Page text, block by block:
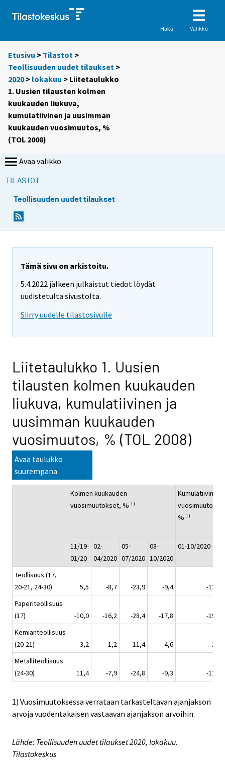
Haku Valikko
Etusivu > Tilastot >
Teollisuuden uudet tilaukset >
2020> lokakuu > Liitetaulukko
1. Uusien tilausten kolmen
kuukauden liukuva,
kumulatiivinen ja uusimman
kuukauden vuosimuutos, %
(TOL 2008)
Avaa valikko
TILASTOT
Teollisuuden uudet tilaukset
Tämä sivu on arkistoitu.
5.4.2022 jälkeen julkaistut tiedot löydät
uudistetulta sivustolta.
Siirry uudelle tilastosivulle
Liitetaulukko 1. Uusien
tilausten kolmen kuukauden
liukuva, kumulatiivinen ja
uusimman kuukauden
vuosimuutos, % (TOL 2008)
Avaa taulukko
suurempana
Kolmen kuukauden
vuosimuutokset, % 1)
Kumulatiivinen
vuosimuutos,
% 1)
11/19-
01/20
02-
04/2020
05-
07/2020
08-
10/2020
01-10/2020
Teollisuus (17,
20-21, 24-30)
5,5 -8,7 -23,9 -9,4
-12,9
Paperiteollisuus
(17)
-10,0 -16,2 -28,4 -17,8
-19,7
Kemianteollisuus
(20-21)
3,2 1,2 -11,4 4,6
-1,0
Metalliteollisuus
(24-30)
11,4 -7,9 -24,8 -9,3 -12,8
1) Vuosimuutoksessa verrataan tarkasteltavan ajanjakson
arvoja vuodentakaisen vastaavan ajanjakson arvoihin.
Lähde: Teollisuuden uudet tilaukset 2020, lokakuu.
Tilastokeskus